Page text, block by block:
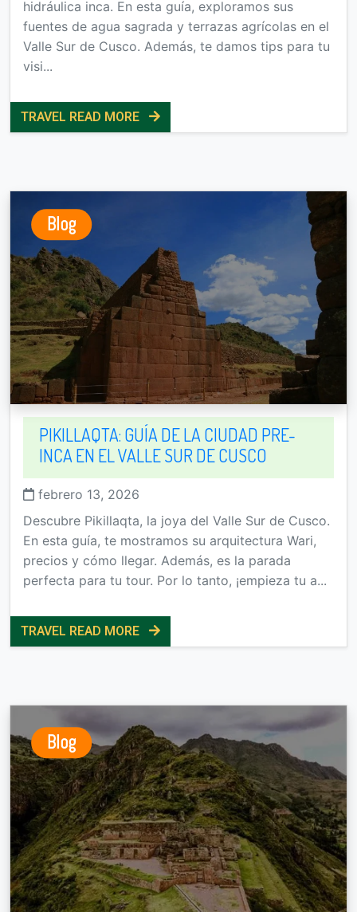
hidráulica inca. En esta guía, exploramos sus
fuentes de agua sagrada y terrazas agrícolas en el
Valle Sur de Cusco. Además, te damos tips para tu
visi...
TRAVEL READ MORE
Blog
PIKILLAQTA: GUÍA DE LA CIUDAD PRE-
INCA EN EL VALLE SUR DE CUSCO
febrero 13, 2026
Descubre Pikillaqta, la joya del Valle Sur de Cusco.
En esta guía, te mostramos su arquitectura Wari,
precios y cómo llegar. Además, es la parada
perfecta para tu tour. Por lo tanto, ¡empieza tu a...
TRAVEL READ MORE
Blog